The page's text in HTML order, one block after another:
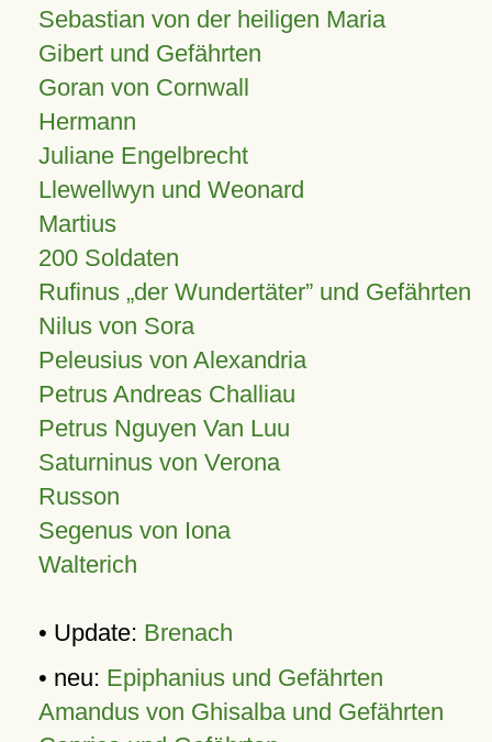
Sebastian von der heiligen Maria
Gibert und Gefährten
Goran von Cornwall
Hermann
Juliane Engelbrecht
Llewellwyn und Weonard
Martius
200 Soldaten
Rufinus „der Wundertäter” und Gefährten
Nilus von Sora
Peleusius von Alexandria
Petrus Andreas Challiau
Petrus Nguyen Van Luu
Saturninus von Verona
Russon
Segenus von Iona
Walterich
• Update: Brenach
• neu: Epiphanius und Gefährten
Amandus von Ghisalba und Gefährten